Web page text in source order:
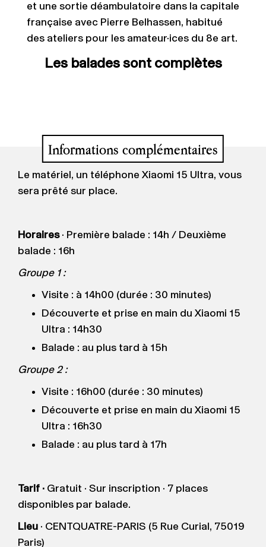
et une sortie déambulatoire dans la capitale
française avec Pierre Belhassen, habitué
des ateliers pour les amateur·ices du 8e art.
Les balades sont complètes
Informations complémentaires
Le matériel, un téléphone Xiaomi 15 Ultra, vous
sera prêté sur place.
Horaires· Première balade : 14h / Deuxième
balade : 16h
Groupe 1 :
Visite : à 14h00 (durée : 30 minutes)
Découverte et prise en main du Xiaomi 15
Ultra : 14h30
Balade : au plus tard à 15h
Groupe 2 :
Visite : 16h00 (durée : 30 minutes)
Découverte et prise en main du Xiaomi 15
Ultra : 16h30
Balade : au plus tard à 17h
Tarif · Gratuit · Sur inscription · 7 places
disponibles par balade.
Lieu · CENTQUATRE-PARIS (5 Rue Curial, 75019
Paris)